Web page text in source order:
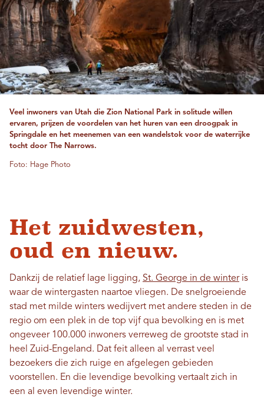
Veel inwoners van Utah die Zion National Park in solitude ​​willen
ervaren, prijzen de voordelen van het huren van een droogpak in
Springdale en het meenemen van een wandelstok voor de waterrijke
tocht door The Narrows.
Foto: Hage Photo
Het zuidwesten,
oud en nieuw.
Dankzij de relatief lage ligging, St. George in de winteris
waar de wintergasten naartoe vliegen. De snelgroeiende
stad met milde winters wedijvert met andere steden in de
regio om een ​​plek in de top vijf qua bevolking en is met
ongeveer 100.000 inwoners verreweg de grootste stad in
heel Zuid-Engeland. Dat feit alleen al verrast veel
bezoekers die zich ruige en afgelegen gebieden
voorstellen. En die levendige bevolking vertaalt zich in
een al even levendige winter.